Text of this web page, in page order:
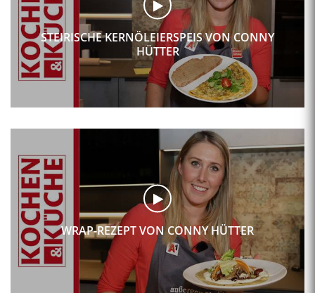
STEIRISCHE KERNÖLEIERSPEIS VON CONNY
HÜTTER
WRAP-REZEPT VON CONNY HÜTTER